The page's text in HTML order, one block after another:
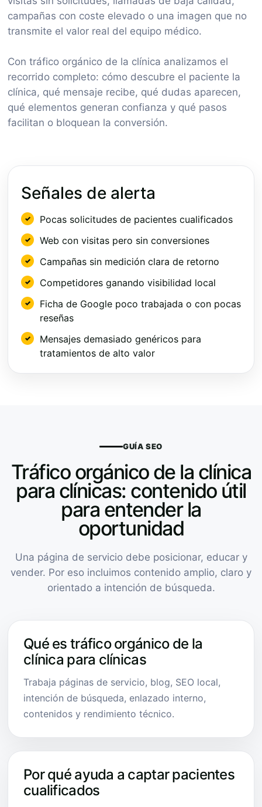
campañas con coste elevado o una imagen que no
transmite el valor real del equipo médico.
Con tráfico orgánico de la clínica analizamos el
recorrido completo: cómo descubre el paciente la
clínica, qué mensaje recibe, qué dudas aparecen,
qué elementos generan confianza y qué pasos
facilitan o bloquean la conversión.
Señales de alerta
Pocas solicitudes de pacientes cualificados
Web con visitas pero sin conversiones
Campañas sin medición clara de retorno
Competidores ganando visibilidad local
Ficha de Google poco trabajada o con pocas
reseñas
Mensajes demasiado genéricos para
tratamientos de alto valor
GUÍA SEO
Tráfico orgánico de la clínica
para clínicas: contenido útil
para entender la
oportunidad
Una página de servicio debe posicionar, educar y
vender. Por eso incluimos contenido amplio, claro y
orientado a intención de búsqueda.
Qué es tráfico orgánico de la
clínica para clínicas
Trabaja páginas de servicio, blog, SEO local,
intención de búsqueda, enlazado interno,
contenidos y rendimiento técnico.
Por qué ayuda a captar pacientes
cualificados